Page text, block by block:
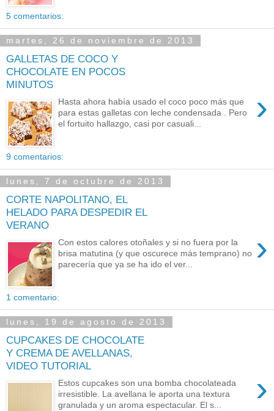
5 comentarios:
martes, 26 de noviembre de 2013
GALLETAS DE COCO Y
CHOCOLATE EN POCOS
MINUTOS
›
Hasta ahora había usado el coco poco más que
para estas galletas con leche condensada . Pero
el fortuito hallazgo, casi por casuali...
9 comentarios:
lunes, 7 de octubre de 2013
CORTE NAPOLITANO, EL
HELADO PARA DESPEDIR EL
VERANO
›
Con estos calores otoñales y si no fuera por la
brisa matutina (y que oscurece más temprano) no
parecería que ya se ha ido el ver...
1 comentario:
lunes, 19 de agosto de 2013
CUPCAKES DE CHOCOLATE
Y CREMA DE AVELLANAS,
VIDEO TUTORIAL
›
Estos cupcakes son una bomba chocolateada
irresistible. La avellana le aporta una textura
granulada y un aroma espectacular. El s...